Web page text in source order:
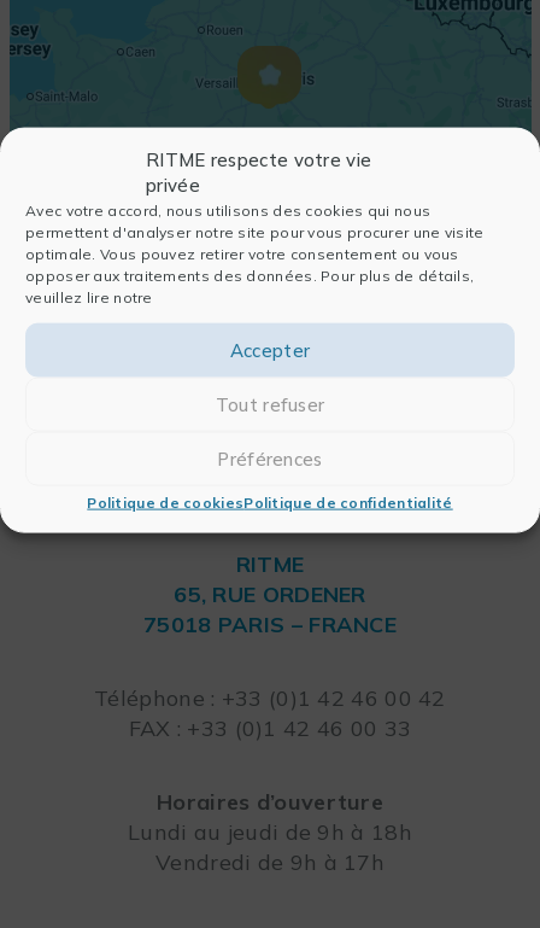
RITME respecte votre vie
privée
Avec votre accord, nous utilisons des cookies qui nous
permettent d'analyser notre site pour vous procurer une visite
optimale. Vous pouvez retirer votre consentement ou vous
opposer aux traitements des données. Pour plus de détails,
veuillez lire notre
Accepter
Tout refuser
Préférences
Politique de cookiesPolitique de confidentialité
RITME
65, RUE ORDENER
75018 PARIS – FRANCE
Téléphone : +33 (0)1 42 46 00 42
FAX : +33 (0)1 42 46 00 33
Horaires d’ouverture
Lundi au jeudi de 9h à 18h
Vendredi de 9h à 17h